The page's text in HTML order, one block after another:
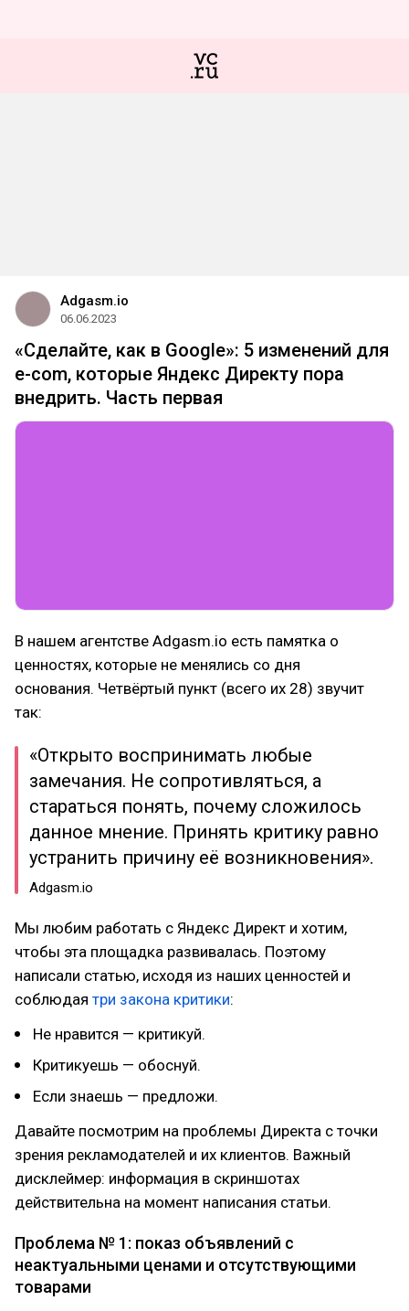
Adgasm.io
06.06.2023
«Сделайте, как в Google»: 5 изменений для
e-com, которые Яндекс Директу пора
внедрить. Часть первая
В нашем агентстве Adgasm.io есть памятка о
ценностях, которые не менялись со дня
основания. Четвёртый пункт (всего их 28) звучит
так:
«Открыто воспринимать любые
замечания. Не сопротивляться, а
стараться понять, почему сложилось
данное мнение. Принять критику равно
устранить причину её возникновения».
Adgasm.io
Мы любим работать с Яндекс Директ и хотим,
чтобы эта площадка развивалась. Поэтому
написали статью, исходя из наших ценностей и
соблюдая три закона критики:
Не нравится — критикуй.
Критикуешь — обоснуй.
Если знаешь — предложи.
Давайте посмотрим на проблемы Директа с точки
зрения рекламодателей и их клиентов. Важный
дисклеймер: информация в скриншотах
действительна на момент написания статьи.
Проблема № 1: показ объявлений с
неактуальными ценами и отсутствующими
товарами